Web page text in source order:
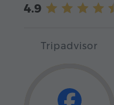
4.9
Tripadvisor